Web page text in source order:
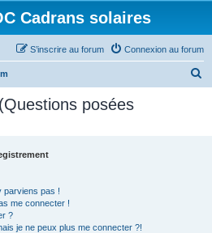
Cadrans solaires
Connexion au forum
S’inscrire au forum
posées
parviens pas !
me connecter !
?
je ne peux plus me connecter ?!